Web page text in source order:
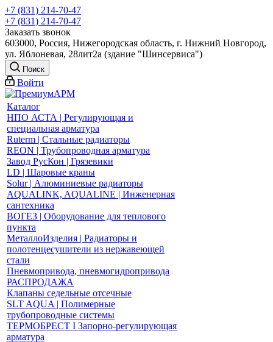
+7 (831) 214-70-47
+7 (831) 214-70-47
Заказать звонок
603000, Россия, Нижегородская область, г. Нижний Новгород,
ул. Яблоневая, 28лит2а (здание "Шинсервиса")
Поиск
Войти
Каталог
НПО АСТА | Регулирующая и
специальная арматура
Ruterm | Стальные радиаторы
REON | Трубопроводная арматура
Завод РусКон | Грязевики
LD | Шаровые краны
Solur | Алюминиевые радиаторы
AQUALINK, AQUALINE | Инженерная
сантехника
ВОГЕЗ | Оборудование для теплового
пункта
МеталлоИзделия | Радиаторы и
полотенцесушители из нержавеющей
стали
Пневмопривода, пневмогидропривода
РАСПРОДАЖА
Клапаны седельные отсечные
SLT AQUA | Полимерные
трубопроводные системы
ТЕРМОБРЕСТ І Запорно-регулирующая
арматура